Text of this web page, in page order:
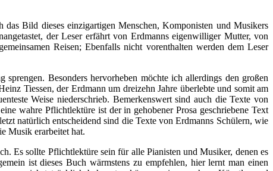
Bild dieses einzigartigen Menschen, Komponisten und Musikers
der Leser erfährt von Erdmanns eigenwilliger Mutter, von
Reisen; Ebenfalls nicht vorenthalten werden dem Leser
Besonders hervorheben möchte ich allerdings den großen
Tiessen, der Erdmann um dreizehn Jahre überlebte und somit am
Weise niederschrieb. Bemerkenswert sind auch die Texte von
wahre Pflichtlektüre ist der in gehobener Prosa geschriebene Text
natürlich entscheidend sind die Texte von Erdmanns Schülern, wie
Musik erarbeitet hat.
Es sollte Pflichtlektüre sein für alle Pianisten und Musiker, denen es
ist dieses Buch wärmstens zu empfehlen, hier lernt man einen